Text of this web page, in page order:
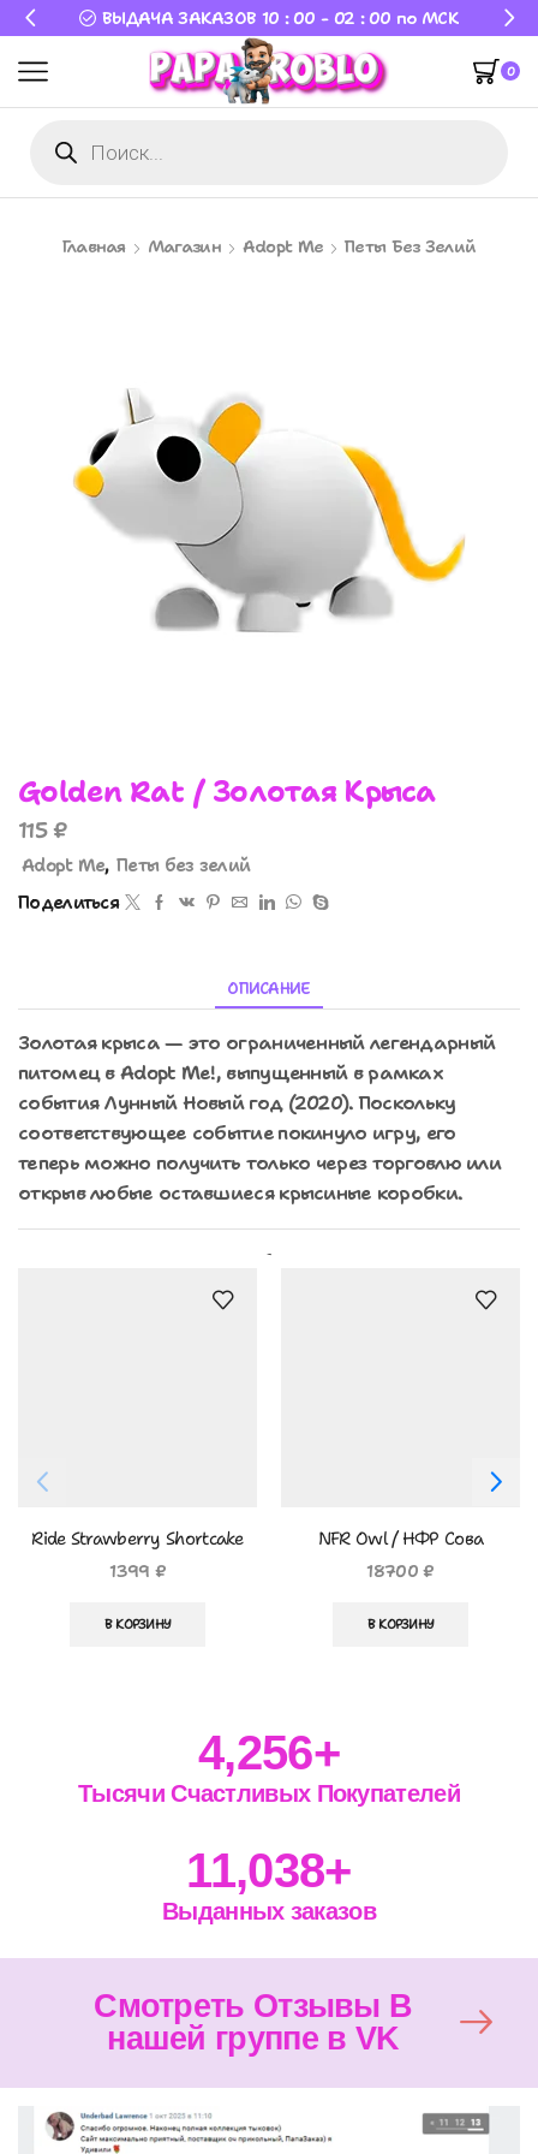
ВЫДАЧА ЗАКАЗОВ 10 : 00 - 02 : 00 по МСК
0
Главная Магазин Adopt Me Петы Без Зелий
Golden Rat / Золотая Крыса
115₽
Adopt Me, Петы без зелий
Поделиться
ОПИСАНИЕ
Золотая крыса — это ограниченный легендарный
питомец в Adopt Me!, выпущенный в рамках
события Лунный Новый год (2020). Поскольку
соответствующее событие покинуло игру, его
теперь можно получить только через торговлю или
открыв любые оставшиеся крысиные коробки.
Ride Strawberry Shortcake
Bat Dragon / Р Клубничный
1399 ₽
В КОРЗИНУ
NFR Owl / НФР Сова
18700₽
В КОРЗИНУ
Тысячи Счастливых Покупателей
4,256+
Выданных заказов
11,038+
Смотреть Отзывы В
нашей группе в VK